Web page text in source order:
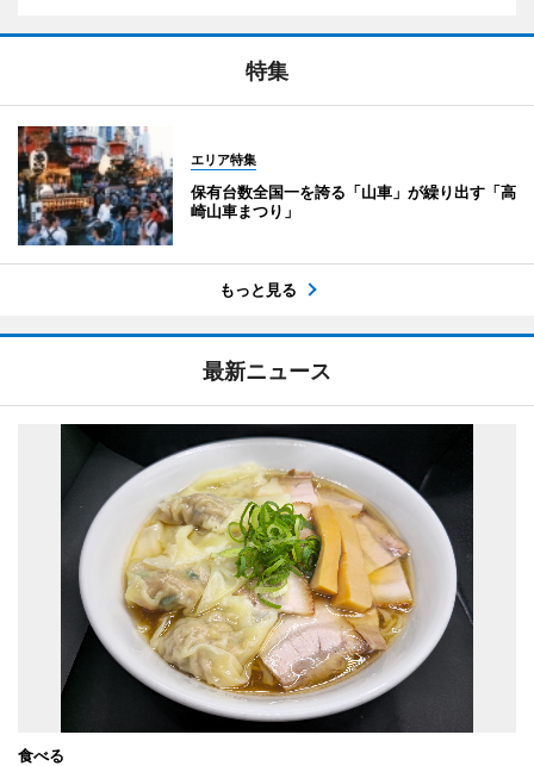
特集
エリア特集
保有台数全国一を誇る「山車」が繰り出す「高
崎山車まつり」
もっと見る
最新ニュース
食べる